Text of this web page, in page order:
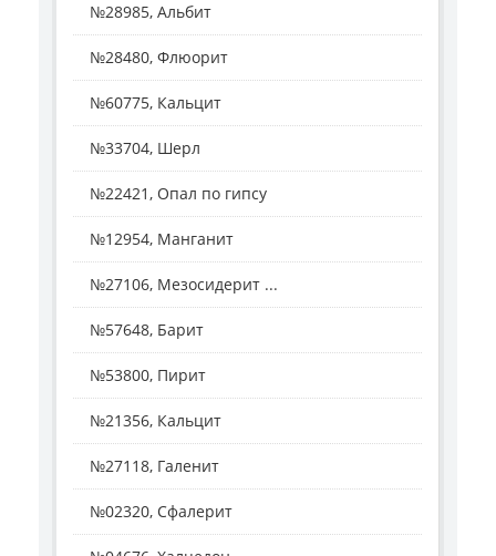
№28985, Альбит
№28480, Флюорит
№60775, Кальцит
№33704, Шерл
№22421, Опал по гипсу
№12954, Манганит
№27106, Мезосидерит ...
№57648, Барит
№53800, Пирит
№21356, Кальцит
№27118, Галенит
№02320, Сфалерит